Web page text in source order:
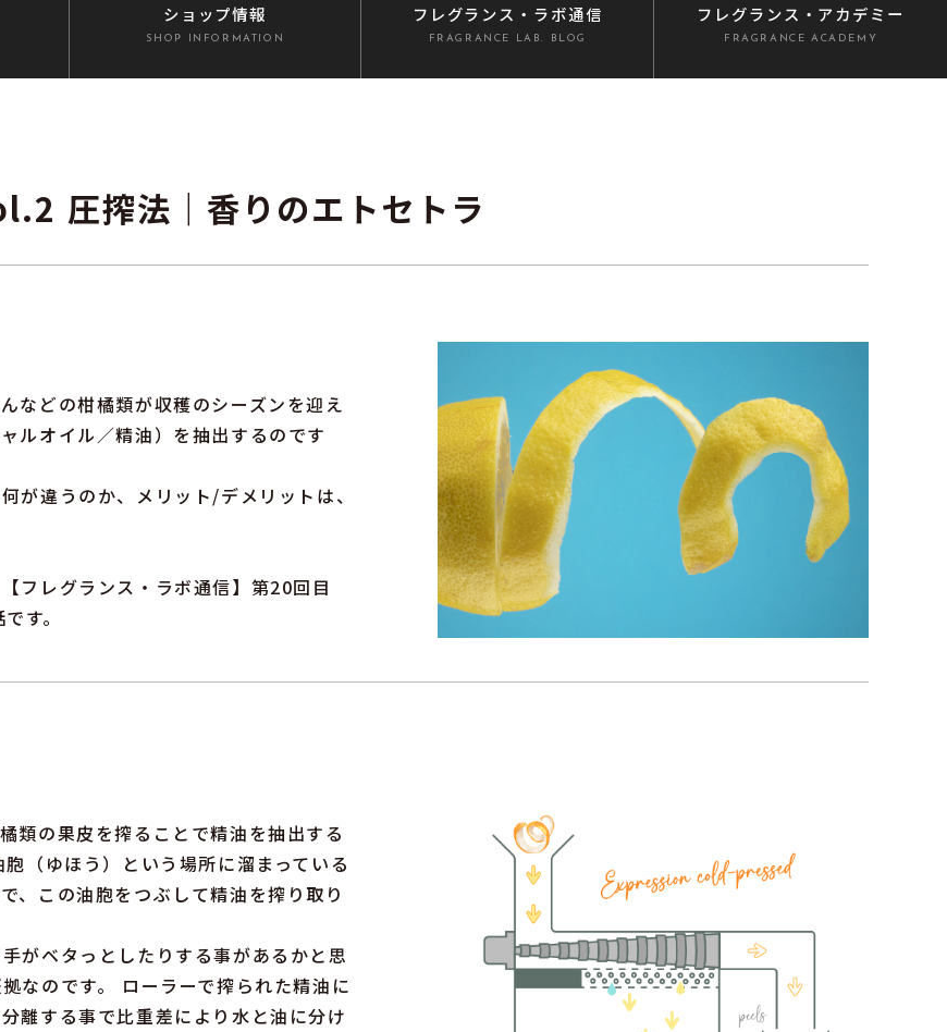
ショップ情報
SHOP INFORMATION
フレグランス ・ラボ通信
FRAGRANCE LAB. BLOG
フレグランス ・アカデミー
FRAGRANCE ACADEMY
圧搾法｜香りのエトセトラ
などの柑橘類が収穫のシーズンを迎え
ルオイル／精油）を抽出するのです
が違うのか、メリット/デメリットは、
フレグランス・ラボ通信】第20回目
す。
の果皮を搾ることで精油を抽出する
（ゆほう）という場所に溜まっている
、この油胞をつぶして精油を搾り取り
がベタっとしたりする事があるかと思
なのです。 ローラーで搾られた精油に
離する事で比重差により水と油に分け